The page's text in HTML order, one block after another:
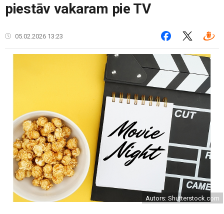
piestāv vakaram pie TV
05.02.2026 13:23
Autors: Shutterstock.com